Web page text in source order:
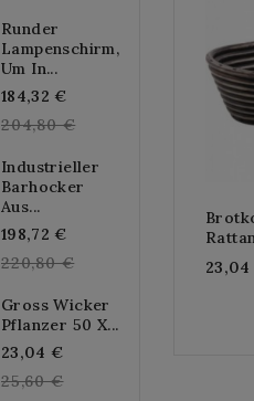
Runder
Lampenschirm,
Um In...
184,32 €
price
204,80 €
Industrieller
Barhocker
Aus...
198,72 €
price
220,80 €
Gross Wicker
Pflanzer 50 X...
23,04 €
price
25,60 €